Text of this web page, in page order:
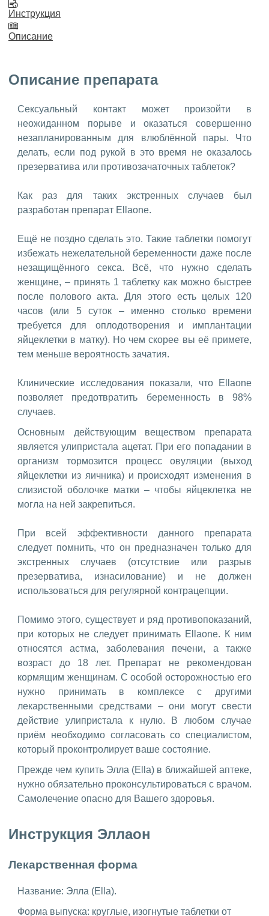
Инструкция
Описание
Описание препарата
Сексуальный контакт может произойти в
неожиданном порыве и оказаться совершенно
незапланированным для влюблённой пары. Что
делать, если под рукой в это время не оказалось
презерватива или противозачаточных таблеток?
Как раз для таких экстренных случаев был
разработан препарат Ellaone.
Ещё не поздно сделать это. Такие таблетки помогут
избежать нежелательной беременности даже после
незащищённого секса. Всё, что нужно сделать
женщине, – принять 1 таблетку как можно быстрее
после полового акта. Для этого есть целых 120
часов (или 5 суток – именно столько времени
требуется для оплодотворения и имплантации
яйцеклетки в матку). Но чем скорее вы её примете,
тем меньше вероятность зачатия.
Клинические исследования показали, что Ellaone
позволяет предотвратить беременность в 98%
случаев.
Основным действующим веществом препарата
является улипристала ацетат. При его попадании в
организм тормозится процесс овуляции (выход
яйцеклетки из яичника) и происходят изменения в
слизистой оболочке матки – чтобы яйцеклетка не
могла на ней закрепиться.
При всей эффективности данного препарата
следует помнить, что он предназначен только для
экстренных случаев (отсутствие или разрыв
презерватива, изнасилование) и не должен
использоваться для регулярной контрацепции.
Помимо этого, существует и ряд противопоказаний,
при которых не следует принимать Ellaone. К ним
относятся астма, заболевания печени, а также
возраст до 18 лет. Препарат не рекомендован
кормящим женщинам. С особой осторожностью его
нужно принимать в комплексе с другими
лекарственными средствами – они могут свести
действие улипристала к нулю. В любом случае
приём необходимо согласовать со специалистом,
который проконтролирует ваше состояние.
Прежде чем купить Элла (Ella) в ближайшей аптеке,
нужно обязательно проконсультироваться с врачом.
Самолечение опасно для Вашего здоровья.
Инструкция Эллаон
Лекарственная форма
Название: Элла (Ella).
Форма выпуска: круглые, изогнутые таблетки от